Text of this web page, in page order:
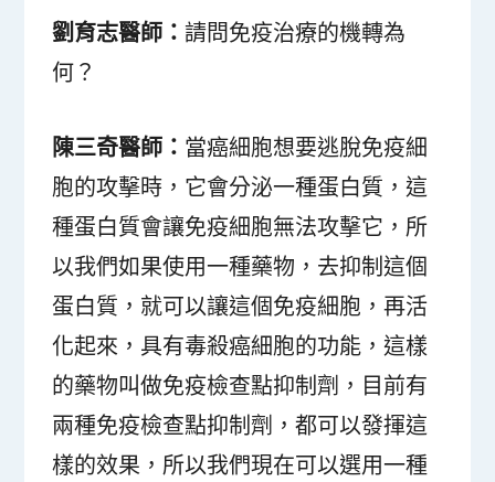
劉育志醫師：請問免疫治療的機轉為
何？
陳三奇醫師： 當癌細胞想要逃脫免疫細
胞的攻擊時，它會分泌一種蛋白質，這
種蛋白質會讓免疫細胞無法攻擊它，所
以我們如果使用一種藥物，去抑制這個
蛋白質，就可以讓這個免疫細胞，再活
化起來，具有毒殺癌細胞的功能，這樣
的藥物叫做免疫檢查點抑制劑，目前有
兩種免疫檢查點抑制劑，都可以發揮這
樣的效果，所以我們現在可以選用一種